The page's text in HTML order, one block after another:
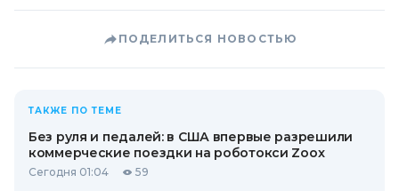
ПОДЕЛИТЬСЯ НОВОСТЬЮ
ТАКЖЕ ПО ТЕМЕ
Без руля и педалей: в США впервые разрешили
коммерческие поездки на роботокси Zoox
Сегодня 01:04 59